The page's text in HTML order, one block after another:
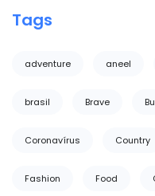
Tags
adventure aneel
brasil Brave
Coronavírus Country
Fashion Food